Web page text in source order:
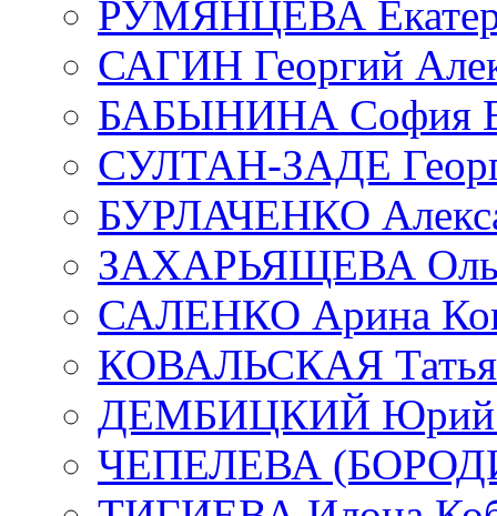
РУМЯНЦЕВА
САГИН Георгий
БАБЫНИНА София
СУЛТАН-ЗАДЕ
БУРЛАЧЕНКО
ЗАХАРЬЯЩЕВА
САЛЕНКО Арина
КОВАЛЬСКАЯ
ДЕМБИЦКИЙ Юрий
ЧЕПЕЛЕВА